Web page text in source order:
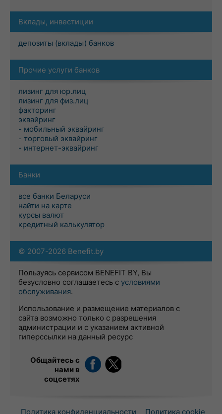
Вклады, инвестиции
депозиты (вклады) банков
Прочие услуги банков
лизинг для юр.лиц
лизинг для физ.лиц
факторинг
эквайринг
- мобильный эквайринг
- торговый эквайринг
- интернет-эквайринг
Банки
все банки Беларуси
найти на карте
курсы валют
кредитный калькулятор
© 2007-2026 Benefit.by
Пользуясь сервисом BENEFIT BY, Вы
безусловно соглашаетесь с условиями
обслуживания.
Использование и размещение материалов с
сайта возможно только с разрешения
администрации и с указанием активной
гиперссылки на данный ресурс
Общайтесь с
нами в
соцсетях
Политика конфиденциальности Политика cookie